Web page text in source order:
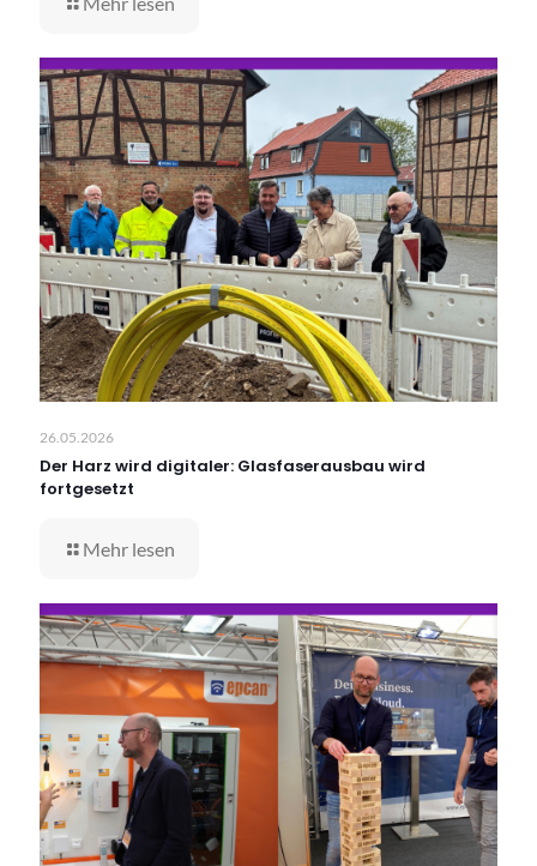
26.05.2026
Der Harz wird digitaler: Glasfaserausbau wird
fortgesetzt
Mehr lesen